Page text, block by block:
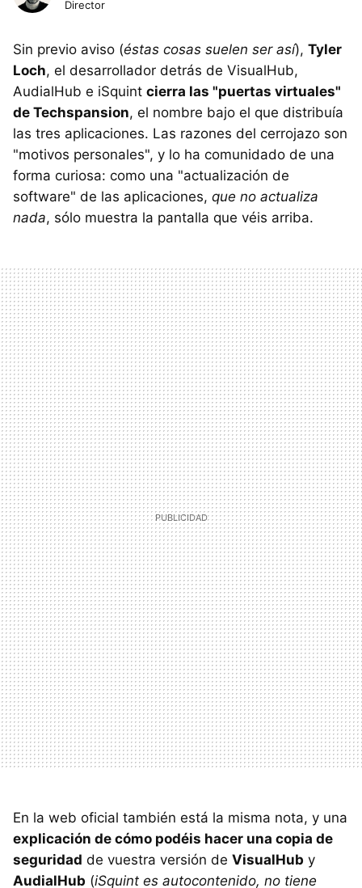
Director
Sin previo aviso (éstas cosas suelen ser así), Tyler
Loch, el desarrollador detrás de VisualHub,
AudialHub e iSquint cierra las "puertas virtuales"
de Techspansion, el nombre bajo el que distribuía
las tres aplicaciones. Las razones del cerrojazo son
"motivos personales", y lo ha comunidado de una
forma curiosa: como una "actualización de
software" de las aplicaciones, que no actualiza
nada, sólo muestra la pantalla que véis arriba.
En la web oficial también está la misma nota, y una
explicación de cómo podéis hacer una copia de
seguridad de vuestra versión de VisualHub y
AudialHub (iSquint es autocontenido, no tiene